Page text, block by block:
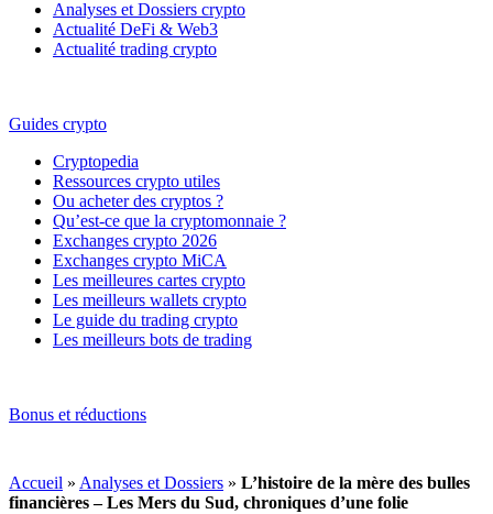
Analyses et Dossiers crypto
Actualité DeFi & Web3
Actualité trading crypto
Guides crypto
Cryptopedia
Ressources crypto utiles
Ou acheter des cryptos ?
Qu’est-ce que la cryptomonnaie ?
Exchanges crypto 2026
Exchanges crypto MiCA
Les meilleures cartes crypto
Les meilleurs wallets crypto
Le guide du trading crypto
Les meilleurs bots de trading
Bonus et réductions
Accueil » Analyses et Dossiers » L’histoire de la mère des bulles
financières – Les Mers du Sud, chroniques d’une folie